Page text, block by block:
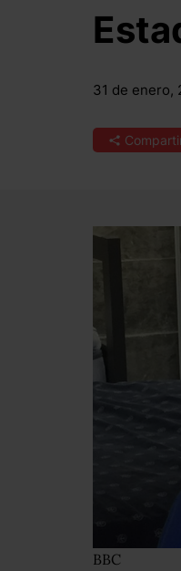
31 de enero,
BBC